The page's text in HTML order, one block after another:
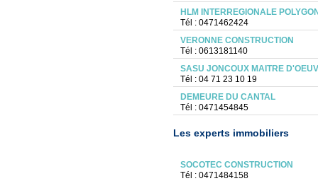
HLM INTERREGIONALE
Tél : 0471462424
VERONNE CONSTRUCTION
Tél : 0613181140
SASU JONCOUX MAITRE
Tél : 04 71 23 10 19
DEMEURE DU CANTAL
Tél : 0471454845
Les experts immobiliers
SOCOTEC CONSTRUCTION
Tél : 0471484158